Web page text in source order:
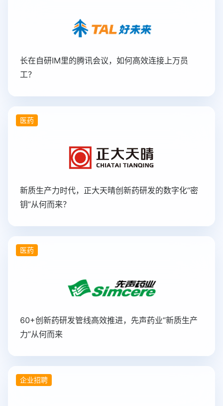
长在自研IM里的腾讯会议，如何高效连接上万员
工？
医药
新质生产力时代，正大天晴创新药研发的数字化“密
钥”从何而来？
医药
60+创新药研发管线高效推进，先声药业“新质生产
力”从何而来
企业招聘